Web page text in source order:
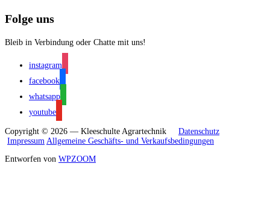
Folge uns
Bleib in Verbindung oder Chatte mit uns!
instagram
facebook
whatsapp
youtube
Copyright © 2026 — Kleeschulte Agrartechnik Datenschutz
Impressum Allgemeine Geschäfts- und Verkaufsbedingungen
Entworfen von WPZOOM